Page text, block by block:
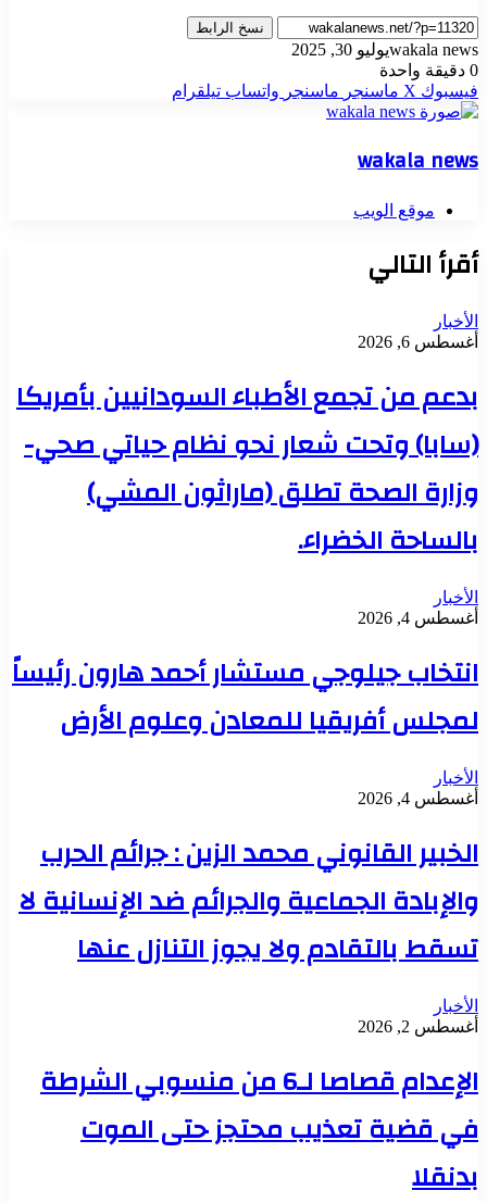
نسخ الرابط
wakala newsيوليو 30, 2025
0 دقيقة واحدة
فيسبوك ‫X ماسنجر ماسنجر واتساب تيلقرام
wakala news
موقع الويب
أقرأ التالي
الأخبار
أغسطس 6, 2026
بدعم من تجمع الأطباء السودانيين بأمريكا
(سابا) وتحت شعار نحو نظام حياتي صحي-
وزارة الصحة تطلق (ماراثون المشي)
بالساحة الخضراء.
الأخبار
أغسطس 4, 2026
انتخاب جيلوجي مستشار أحمد هارون رئيساً
لمجلس أفريقيا للمعادن وعلوم الأرض
الأخبار
أغسطس 4, 2026
الخبير القانوني محمد الزين : جرائم الحرب
والإبادة الجماعية والجرائم ضد الإنسانية لا
تسقط بالتقادم ولا يجوز التنازل عنها
الأخبار
أغسطس 2, 2026
الإعدام قصاصا لـ6 من منسوبي الشرطة
في قضية تعذيب محتجز حتى الموت
بدنقلا